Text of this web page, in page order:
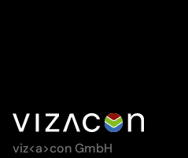
viz<a>con GmbH